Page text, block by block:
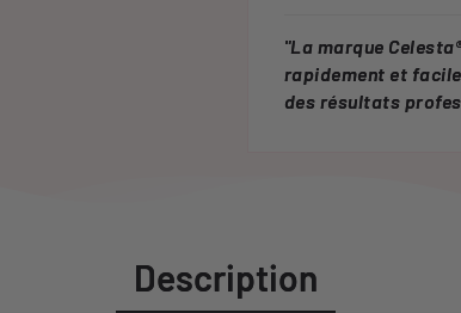
"La marque
rapidement et
des résultats
Description